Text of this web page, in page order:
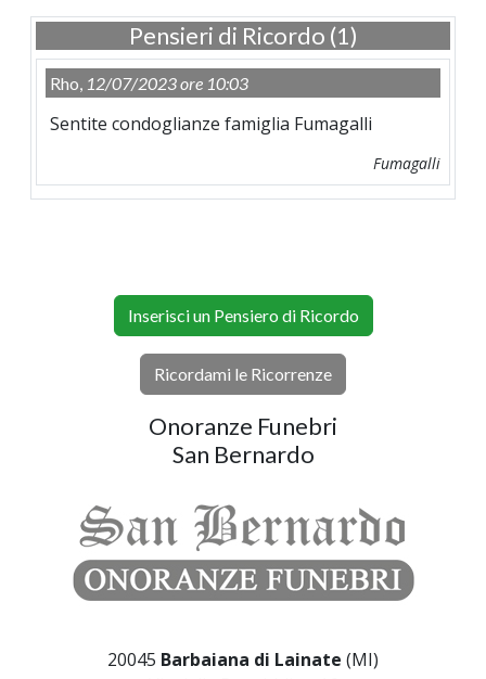
Pensieri di Ricordo (1)
Rho, 12/07/2023 ore 10:03
Sentite condoglianze famiglia Fumagalli
Fumagalli
Inserisci un Pensiero di Ricordo
Ricordami le Ricorrenze
Onoranze Funebri
San Bernardo
20045 Barbaiana di Lainate (MI)